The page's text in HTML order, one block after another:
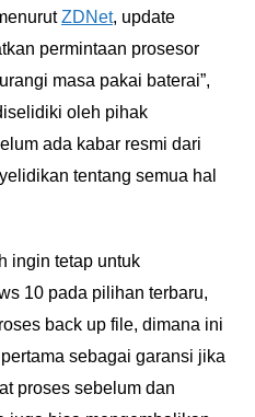
ZDNet, update
permintaan prosesor
masa pakai baterai”,
oleh pihak
ada kabar resmi dari
tentang semua hal
ingin tetap untuk
10 pada pilihan terbaru,
back up file, dimana ini
sebagai garansi jika
proses sebelum dan